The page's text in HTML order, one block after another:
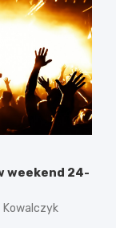
weekend 24-
Kowalczyk